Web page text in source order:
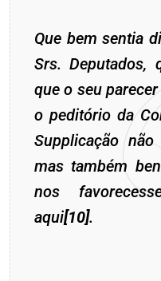
Que bem sentia
Srs. Deputados,
que o seu
o peditório da
Supplicação
mas também
nos
aqui[10].